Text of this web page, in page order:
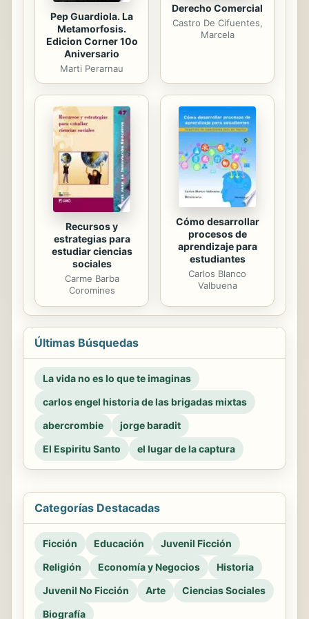
Pep Guardiola. La
Metamorfosis.
Edicion Corner 10o
Aniversario
Marti Perarnau
Derecho Comercial
Castro De Cifuentes,
Marcela
Recursos y
estrategias para
estudiar ciencias
sociales
Carme Barba
Coromines
Cómo desarrollar
procesos de
aprendizaje para
estudiantes
Carlos Blanco
Valbuena
Últimas Búsquedas
La vida no es lo que te imaginas
carlos engel historia de las brigadas mixtas
abercrombie
jorge baradit
El Espiritu Santo
el lugar de la captura
Categorías Destacadas
Ficción Educación
Juvenil Ficción
Religión
Economía y Negocios
Historia
Juvenil No Ficción
Arte
Ciencias Sociales
Biografía